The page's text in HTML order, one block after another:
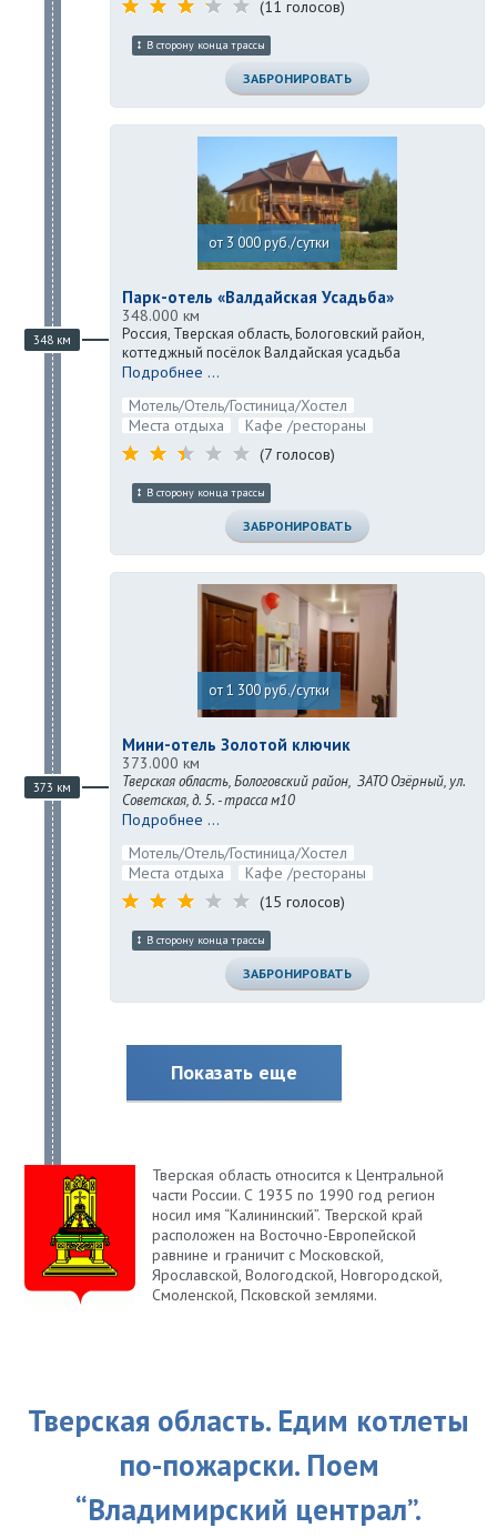
(11 голосов)
В сторону конца трассы
ЗАБРОНИРОВАТЬ
348 км
от 3 000 руб./сутки
Парк-отель «Валдайская Усадьба»
348.000 км
Россия, Тверская область, Бологовский район,
коттеджный посёлок Валдайская усадьба
Подробнее ...
Мотель/Отель/Гостиница/Хостел
Места отдыха
Кафе /рестораны
(7 голосов)
В сторону конца трассы
ЗАБРОНИРОВАТЬ
373 км
от 1 300 руб./сутки
Мини-отель Золотой ключик
373.000 км
Тверская область, Бологовский район, ЗАТО Озёрный, ул.
Советская, д. 5. - трасса м10
Подробнее ...
Мотель/Отель/Гостиница/Хостел
Места отдыха
Кафе /рестораны
(15 голосов)
В сторону конца трассы
ЗАБРОНИРОВАТЬ
Показать еще
Тверская область относится к Центральной
части России. С 1935 по 1990 год регион
носил имя “Калининский”. Тверской край
расположен на Восточно-Европейской
равнине и граничит с Московской,
Ярославской, Вологодской, Новгородской,
Смоленской, Псковской землями.
Тверская область. Едим котлеты
по-пожарски. Поем
“Владимирский централ”.